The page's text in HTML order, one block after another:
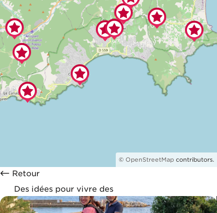
© OpenStreetMap contributors.
Retour
Des idées pour vivre des